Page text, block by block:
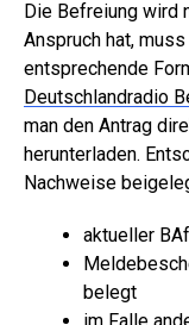
Die Befreiung wird
Anspruch hat,
entsprechende
Deutschlandradio
man den Antrag
herunterladen.
Nachweise
aktueller
belegt